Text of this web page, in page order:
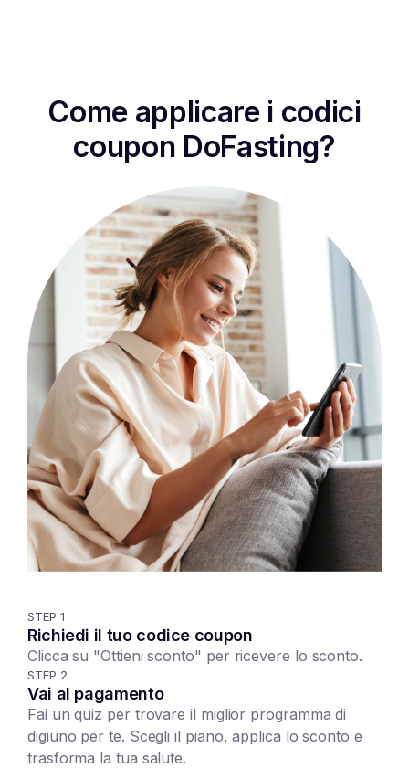
Come applicare i codici
coupon DoFasting?
STEP 1
Richiedi il tuo codice coupon
Clicca su "Ottieni sconto" per ricevere lo sconto.
STEP 2
Vai al pagamento
Fai un quiz per trovare il miglior programma di
digiuno per te. Scegli il piano, applica lo sconto e
trasforma la tua salute.